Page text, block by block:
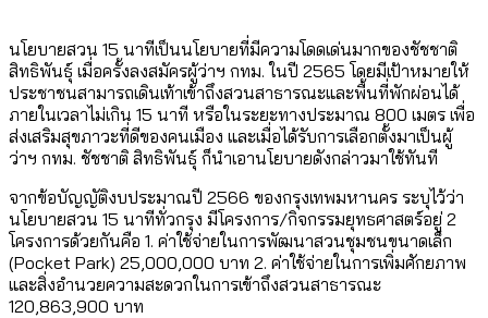
นโยบายสวน 15 นาทีเป็นนโยบายที่มีความโดดเด่นมากของชัชชาติ
สิทธิพันธุ์ เมื่อครั้งลงสมัครผู้ว่าฯ กทม. ในปี 2565 โดยมีเป้าหมายให้
ประชาชนสามารถเดินเท้าเข้าถึงสวนสาธารณะและพื้นที่พักผ่อนได้
ภายในเวลาไม่เกิน 15 นาที หรือในระยะทางประมาณ 800 เมตร เพื่อ
ส่งเสริมสุขภาวะที่ดีของคนเมือง และเมื่อได้รับการเลือกตั้งมาเป็นผู้
ว่าฯ กทม. ชัชชาติ สิทธิพันธุ์ ก็นำเอานโยบายดังกล่าวมาใช้ทันที
จากข้อบัญญัติงบประมาณปี 2566 ของกรุงเทพมหานคร ระบุไว้ว่า
นโยบายสวน 15 นาทีทั่วกรุง มีโครงการ/กิจกรรมยุทธศาสตร์อยู่ 2
โครงการด้วยกันคือ 1. ค่าใช้จ่ายในการพัฒนาสวนชุมชนขนาดเล็ก
(Pocket Park) 25,000,000 บาท 2. ค่าใช้จ่ายในการเพิ่มศักยภาพ
และสิ่งอํานวยความสะดวกในการเข้าถึงสวนสาธารณะ
120,863,900 บาท